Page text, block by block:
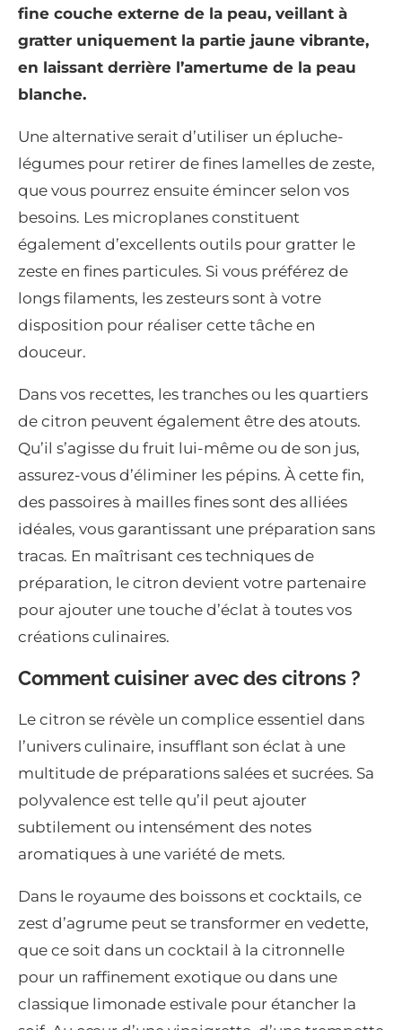
fine couche externe de la peau, veillant à
gratter uniquement la partie jaune vibrante,
en laissant derrière l’amertume de la peau
blanche.
Une alternative serait d’utiliser un épluche-
légumes pour retirer de fines lamelles de zeste,
que vous pourrez ensuite émincer selon vos
besoins. Les microplanes constituent
également d’excellents outils pour gratter le
zeste en fines particules. Si vous préférez de
longs filaments, les zesteurs sont à votre
disposition pour réaliser cette tâche en
douceur.
Dans vos recettes, les tranches ou les quartiers
de citron peuvent également être des atouts.
Qu’il s’agisse du fruit lui-même ou de son jus,
assurez-vous d’éliminer les pépins. À cette fin,
des passoires à mailles fines sont des alliées
idéales, vous garantissant une préparation sans
tracas. En maîtrisant ces techniques de
préparation, le citron devient votre partenaire
pour ajouter une touche d’éclat à toutes vos
créations culinaires.
Comment cuisiner avec des citrons ?
Le citron se révèle un complice essentiel dans
l’univers culinaire, insufflant son éclat à une
multitude de préparations salées et sucrées. Sa
polyvalence est telle qu’il peut ajouter
subtilement ou intensément des notes
aromatiques à une variété de mets.
Dans le royaume des boissons et cocktails, ce
zest d’agrume peut se transformer en vedette,
que ce soit dans un cocktail à la citronnelle
pour un raffinement exotique ou dans une
classique limonade estivale pour étancher la